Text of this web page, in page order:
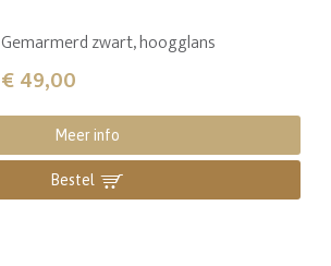
Gemarmerd zwart, hoogglans
€ 49,00
Meer info
Bestel